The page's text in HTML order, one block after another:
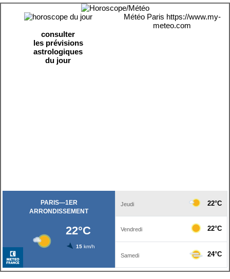
consulter
les prévisions
astrologiques
du jour
Météo Paris https://www.my-
meteo.com